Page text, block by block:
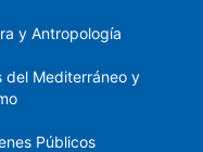
y Antropología
del Mediterráneo y
Públicos